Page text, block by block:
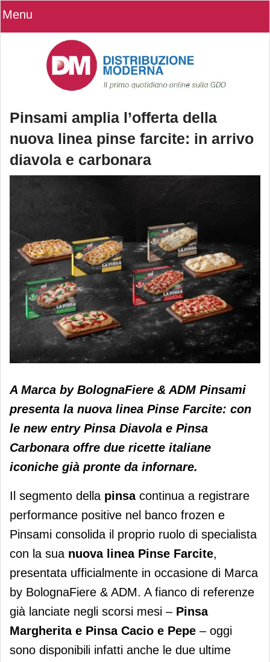
Menu
Pinsami amplia l’offerta della
nuova linea pinse farcite: in arrivo
diavola e carbonara
Pinsami amplia l’offerta della nuova
linea pinse farcite: in arrivo diavola e
carbonara
A Marca by BolognaFiere & ADM Pinsami
presenta la nuova linea Pinse Farcite: con
le new entry Pinsa Diavola e Pinsa
Carbonara offre due ricette italiane
iconiche già pronte da infornare.
Il segmento della pinsacontinua a registrare
performance positive nel banco frozen e
Pinsami consolida il proprio ruolo di specialista
con la sua nuova linea Pinse Farcite,
presentata ufficialmente in occasione di Marca
by BolognaFiere & ADM. A fianco di referenze
già lanciate negli scorsi mesi – Pinsa
Margherita e Pinsa Cacio e Pepe – oggi
sono disponibili infatti anche le due ultime